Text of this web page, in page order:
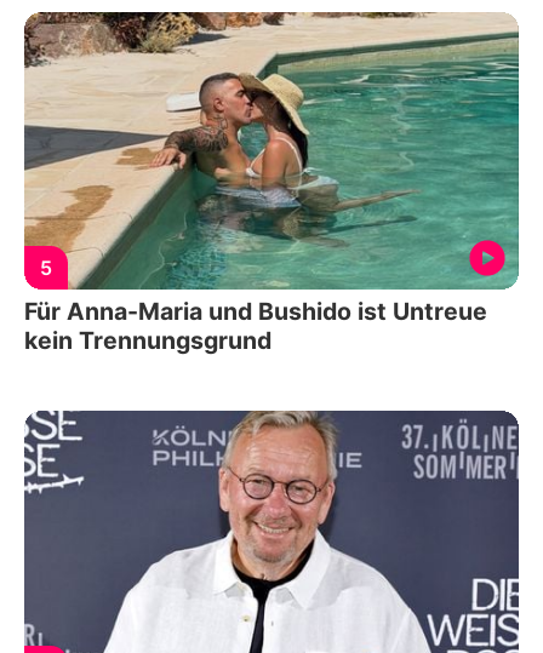
5
Für Anna-Maria und Bushido ist Untreue
kein Trennungsgrund